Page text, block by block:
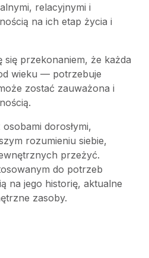
relacyjnymi i
na ich etap życia i
się przekonaniem, że każda
wieku — potrzebuje
zostać zauważona i
dorosłymi,
rozumieniu siebie,
przeżyć.
do potrzeb
na jego historię, aktualne
zasoby.